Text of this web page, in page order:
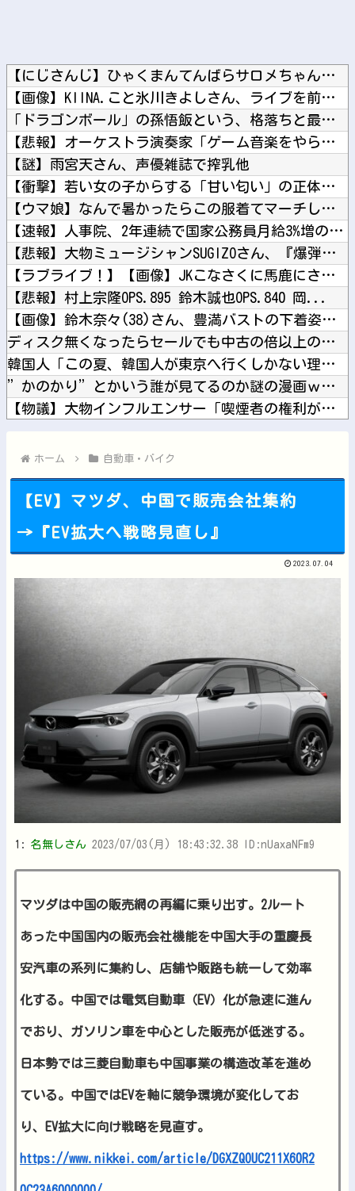
【にじさんじ】ひゃくまんてんばらサロメちゃんおまんが「安心と...
【画像】KIINA.こと氷川きよしさん、ライブを前にあたシコ...
「ドラゴンボール」の孫悟飯という、格落ちと最上位返り咲きを繰...
【悲報】オーケストラ演奏家「ゲーム音楽をやらないと儲からなく...
【謎】雨宮天さん、声優雑誌で搾乳他
【衝撃】若い女の子からする「甘い匂い」の正体、まさか分からな...
【ウマ娘】なんで暑かったらこの服着てマーチしないといけないん...
【速報】人事院、2年連続で国家公務員月給3%増の「1万505...
【悲報】大物ミュージシャンSUGIZOさん、『爆弾発言』キタ...
【ラブライブ！】【画像】JKこなさくに馬鹿にされたい?他
【悲報】村上宗隆OPS.895 鈴木誠也OPS.840 岡...
【画像】鈴木奈々(38)さん、豊満バストの下着姿がスケベすぎ...
ディスク無くなったらセールでも中古の倍以上の値段になるよな他
韓国人「この夏、韓国人が東京へ行くしかない理由がこちら…」→...
”かのかり”とかいう誰が見てるのか謎の漫画ｗｗｗｗｗ他
【物議】大物インフルエンサー「喫煙者の権利がマジで侵害されて...
ホーム 自動車・バイク
【EV】マツダ、中国で販売会社集約
→『EV拡大へ戦略見直し』
2023.07.04
1: 名無しさん 2023/07/03(月) 18:43:32.38 ID:nUaxaNFm9
マツダは中国の販売網の再編に乗り出す。2ルート
あった中国国内の販売会社機能を中国大手の重慶長
安汽車の系列に集約し、店舗や販路も統一して効率
化する。中国では電気自動車（EV）化が急速に進ん
でおり、ガソリン車を中心とした販売が低迷する。
日本勢では三菱自動車も中国事業の構造改革を進め
ている。中国ではEVを軸に競争環境が変化してお
り、EV拡大に向け戦略を見直す。
https://www.nikkei.com/article/DGXZQOUC211X60R2